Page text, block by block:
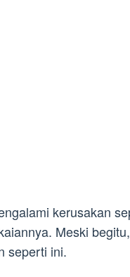
kerusakan
Meski
seperti ini.